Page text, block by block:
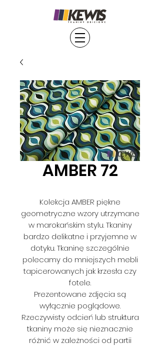
AMBER 72
Kolekcja AMBER piękne
geometryczne wzory utrzymane
w marokańskim stylu. Tkaniny
bardzo delikatne i przyjemne w
dotyku. Tkaninę szczególnie
polecamy do mniejszych mebli
tapicerowanych jak krzesła czy
fotele.
Prezentowane zdjęcia są
wyłącznie poglądowe.
Rzeczywisty odcień lub struktura
tkaniny może się nieznacznie
różnić w zależności od partii